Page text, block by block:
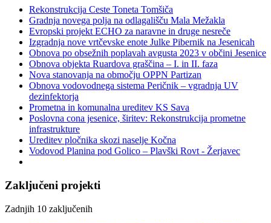
Rekonstrukcija Ceste Toneta Tomšiča
Gradnja novega polja na odlagališču Mala Mežakla
Evropski projekt ECHO za naravne in druge nesreče
Izgradnja nove vrtčevske enote Julke Pibernik na Jesenicah
Obnova po obsežnih poplavah avgusta 2023 v občini Jesenice
Obnova objekta Ruardova graščina – I. in II. faza
Nova stanovanja na območju OPPN Partizan
Obnova vodovodnega sistema Peričnik – vgradnja UV
dezinfektorja
Prometna in komunalna ureditev KS Sava
Poslovna cona jesenice, širitev: Rekonstrukcija prometne
infrastrukture
Ureditev pločnika skozi naselje Kočna
Vodovod Planina pod Golico – Plavški Rovt - Žerjavec
Zaključeni projekti
Zadnjih 10 zaključenih